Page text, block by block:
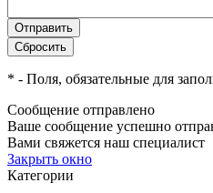
* - Поля, обязательные для
Сообщение отправлено
Ваше сообщение успешно
Вами свяжется наш специалист
Закрыть окно
Категории